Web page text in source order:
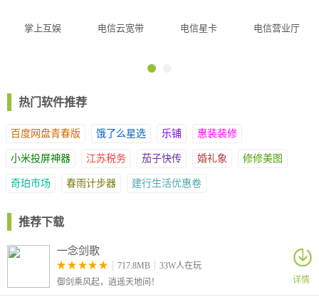
掌上互娱 电信云宽带 电信星卡 电信营业厅
热门软件推荐
百度网盘青春版 饿了么星选 乐铺 惠装装修
小米投屏神器 江苏税务 茄子快传 婚礼象 修修美图
奇珀市场 春雨计步器 建行生活优惠卷
推荐下载
一念剑歌
717.8MB
33W人在玩
御剑乘风起，逍遥天地间！
详情